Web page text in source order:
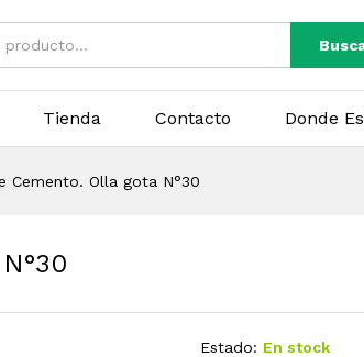
Tienda Contacto Donde
Cemento. Olla gota N°30
Estado: En stock